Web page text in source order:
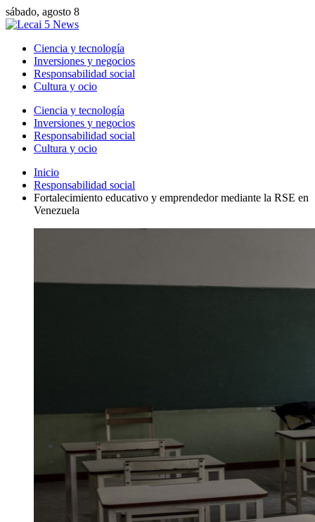
sábado, agosto 8
Ciencia y tecnología
Inversiones y negocios
Responsabilidad social
Cultura y ocio
Ciencia y tecnología
Inversiones y negocios
Responsabilidad social
Cultura y ocio
Inicio
Responsabilidad social
Fortalecimiento educativo y emprendedor mediante la RSE en
Venezuela